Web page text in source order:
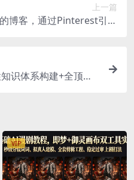
上一篇
博客，通过Pinterest引流
识体系构建+全顶级
VIP